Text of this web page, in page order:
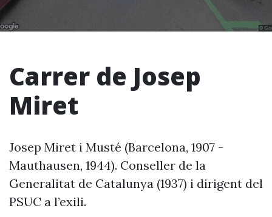
Carrer de Josep
Miret
Josep Miret i Musté (Barcelona, 1907 -
Mauthausen, 1944). Conseller de la
Generalitat de Catalunya (1937) i dirigent del
PSUC a l’exili.